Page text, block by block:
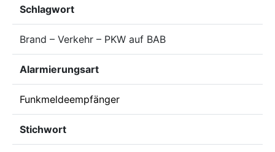
Schlagwort
Brand – Verkehr – PKW auf BAB
Alarmierungsart
Funkmeldeempfänger
Stichwort